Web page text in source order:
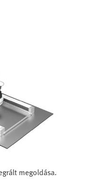
megoldása.